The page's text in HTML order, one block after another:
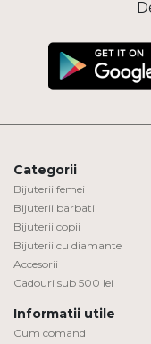
Categorii
Bijuterii femei
Bijuterii barbati
Bijuterii copii
Bijuterii cu diamante
Accesorii
Cadouri sub 500 lei
Informatii utile
Cum comand